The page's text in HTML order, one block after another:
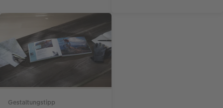
Gestaltungstipp